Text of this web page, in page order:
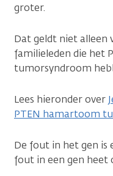
groter.
Dat geldt niet alleen
familieleden die het
tumorsyndroom
Lees hieronder over
PTEN hamartoom
De fout in het gen is
fout in een gen heet